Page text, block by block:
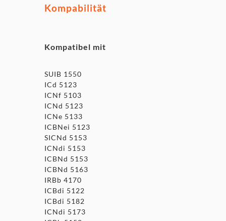
Kompabilität
Kompatibel mit
SUIB 1550
ICd 5123
ICNf 5103
ICNd 5123
ICNe 5133
ICBNei 5123
SICNd 5153
ICNdi 5153
ICBNd 5153
ICBNd 5163
IRBb 4170
ICBdi 5122
ICBdi 5182
ICNdi 5173